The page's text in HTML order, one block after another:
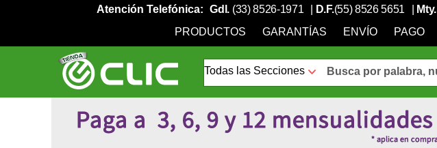
Atención Telefónica: Gdl. (33) 8526-1971 D.F.(55) 8526 5651 Mty.
PRODUCTOS
GARANTÍAS ENVÍO PAGO